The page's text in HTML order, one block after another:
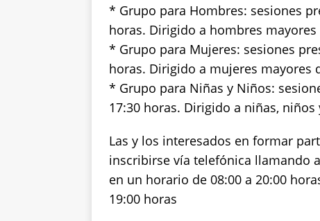
* Grupo para Hombres: sesiones
horas. Dirigido a hombres mayores
* Grupo para Mujeres: sesiones
horas. Dirigido a mujeres mayores
* Grupo para Niñas y Niños:
17:30 horas. Dirigido a niñas,
Las y los interesados en formar
inscribirse vía telefónica llamando
en un horario de 08:00 a 20:00
19:00 horas